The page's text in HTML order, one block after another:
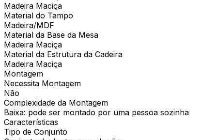
Madeira Maciça
Material do Tampo
Madeira/MDF
Material da Base da Mesa
Madeira Maciça
Material da Estrutura da Cadeira
Madeira Maciça
Montagem
Necessita Montagem
Não
Complexidade da Montagem
Baixa: pode ser montado por uma pessoa sozinha
Características
Tipo de Conjunto